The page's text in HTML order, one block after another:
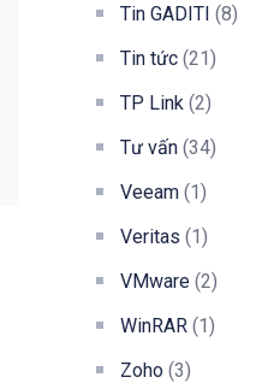
Tin GADITI (8)
Tin tức (21)
TP Link (2)
Tư vấn (34)
Veeam (1)
Veritas (1)
VMware (2)
WinRAR (1)
Zoho (3)